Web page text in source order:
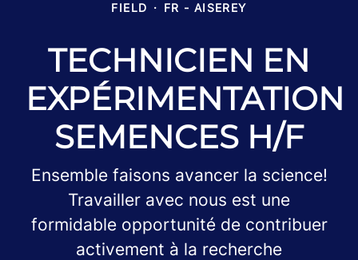
FIELD · FR - AISEREY
TECHNICIEN EN
EXPÉRIMENTATION
SEMENCES H/F
Ensemble faisons avancer la science!
Travailler avec nous est une
formidable opportunité de contribuer
activement à la recherche